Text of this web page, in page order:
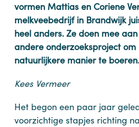
vormen Mattias en Coriene
melkveebedrijf in Brandwijk
heel anders. Ze doen mee
andere onderzoeksproject om
natuurlijkere manier te boeren.
Kees Vermeer
Het begon een paar jaar
voorzichtige stapjes richting